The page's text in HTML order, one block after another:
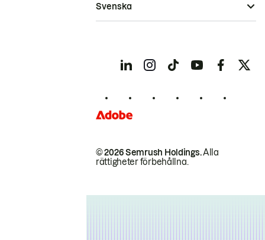
© 2026 Semrush Holdings.Alla
rättigheter förbehållna.
Svenska